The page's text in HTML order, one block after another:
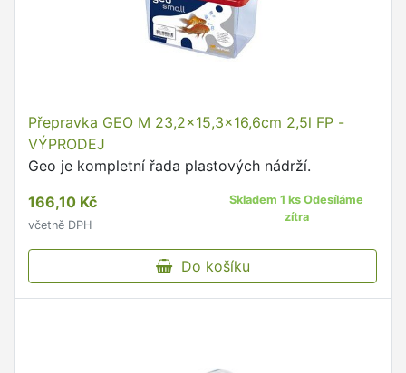
Přepravka GEO M 23,2x15,3x16,6cm 2,5l FP -
VÝPRODEJ
Geo je kompletní řada plastových nádrží.
166,10 Kč
včetně DPH
Skladem 1 ks Odesíláme
zítra
Do košíku